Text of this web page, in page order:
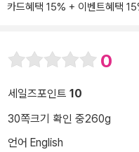
카드혜택 15% + 이벤트혜택
0
세일즈포인트 10
30쪽크기 확인 중260g
언어 English